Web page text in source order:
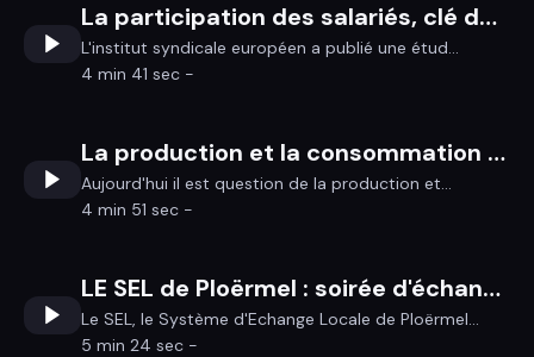
La participation des salariés, clé de la compétitivité
L'institut syndicale européen a publié une étud...
4 min 41 sec -
La production et la consommation d'énergies sur Ploërmel Communauté
Aujourd'hui il est question de la production et...
4 min 51 sec -
LE SEL de Ploërmel : soirée d'échange le dimanche 10 mai
Le SEL, le Système d'Echange Locale de Ploërmel...
5 min 24 sec -